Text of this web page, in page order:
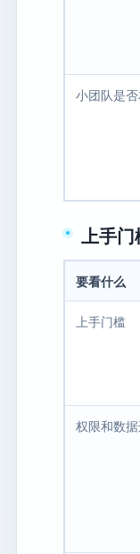
小团队是
上手
要看什么
上手门槛
权限和数